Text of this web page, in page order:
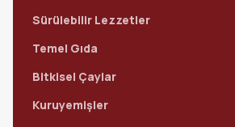
Sürülebilir Lezzetler
Temel Gıda
Bitkisel Çaylar
Kuruyemişler